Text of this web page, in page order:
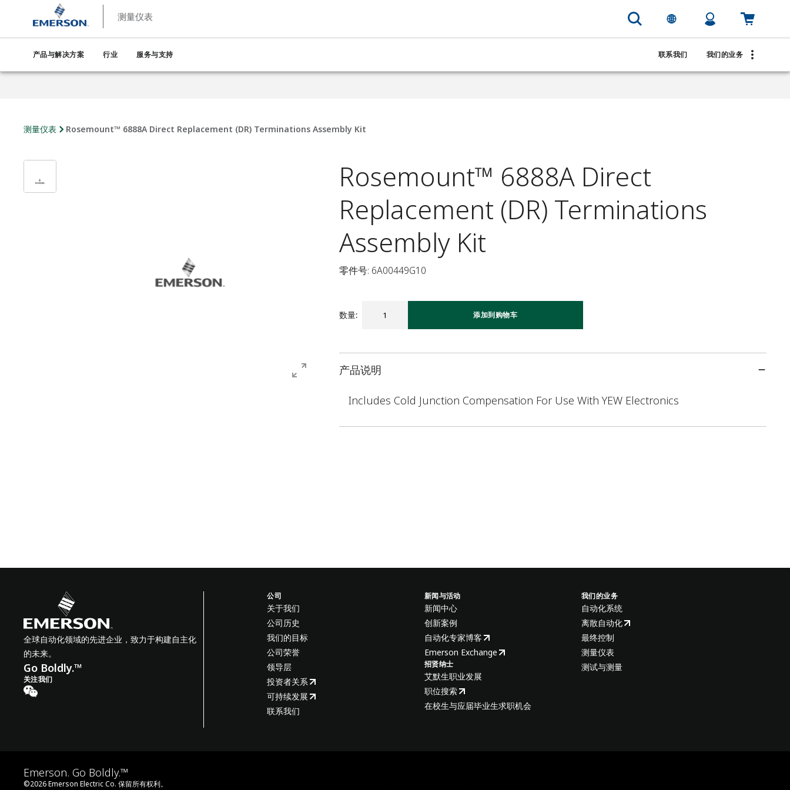
测量仪表
产品与解决方案 行业 服务与支持 联系我们 我们的业务
测量仪表 Rosemount™ 6888A Direct Replacement (DR) Terminations Assembly Kit
Rosemount™ 6888A Direct
Replacement (DR) Terminations
Assembly Kit
零件号: 6A00449G10
数量: 添加到购物车
产品说明
Includes Cold Junction Compensation For Use With YEW Electronics
全球自动化领域的先进企业，致力于构建自主化
的未来。
Go Boldly.™
关注我们
公司
关于我们
公司历史
我们的目标
公司荣誉
领导层
投资者关系
可持续发展
联系我们
新闻与活动
新闻中心
创新案例
自动化专家博客
Emerson Exchange
招贤纳士
艾默生职业发展
职位搜索
在校生与应届毕业生求职机会
我们的业务
自动化系统
离散自动化
最终控制
测量仪表
测试与测量
Emerson. Go Boldly.™
©2026Emerson Electric Co. 保留所有权利。